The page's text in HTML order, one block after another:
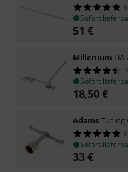
9
Sofort
51 €
Millenium
Sofort
18,50€
AdamsTuning
6
Sofort
33€